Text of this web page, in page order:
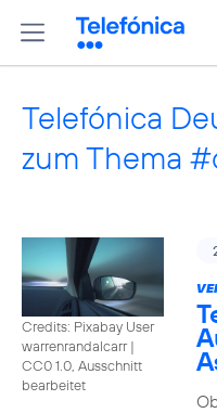
Telefónica
zum Thema
Credits: Pixabay User
warrenrandalcarr|
CC0 1.0, Ausschnitt
bearbeitet